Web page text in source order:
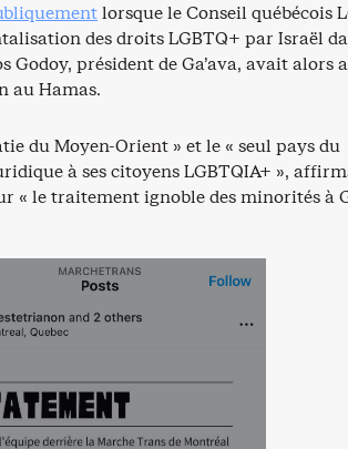
lorsque le Conseil québécois
des droits LGBTQ+ par Israël
Godoy, président de Ga’ava, avait alors
au Hamas.
du Moyen-Orient » et le « seul pays du
à ses citoyens LGBTQIA+ »,
« le traitement ignoble des minorités à